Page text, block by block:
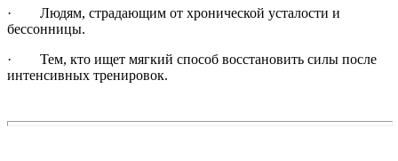
· Людям, страдающим от хронической усталости и
бессонницы.
· Тем, кто ищет мягкий способ восстановить силы после
интенсивных тренировок.